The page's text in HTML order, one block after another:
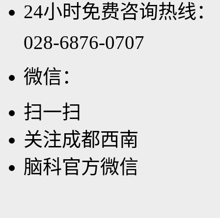
24小时免费咨询热线：
028-6876-0707
微信：
扫一扫
关注成都西南
脑科官方微信